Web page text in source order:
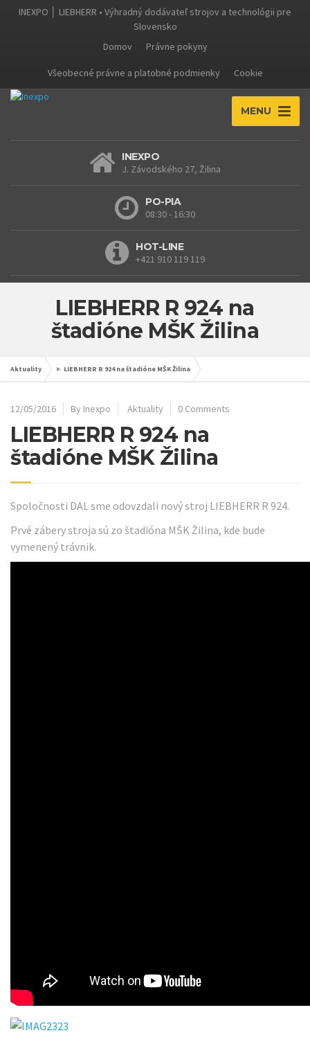
INEXPO │ LIEBHERR • Výhradný dodávateľ strojov a technológii pre
Slovensko
Domov
Právne pokyny
Všeobecné právne a platobné podmienky Cookie
MENU
INEXPO
J. Závodského 27, Žilina
PO-PIA
08:30 - 16:30
HOT-LINE
+421 910 119 119
LIEBHERR R 924 na
štadióne MŠK Žilina
Aktuality ► LIEBHERR R 924 na štadióne MŠK Žilina
12/05/2016 By Inexpo Aktuality 0 Comments
LIEBHERR R 924 na
štadióne MŠK Žilina
Spoločnosti DAL sme odovzdali nový stroj LIEBHERR R 924.
Prvé zábery stroja sú zo štadióna MŠK Žilina, kde bude
vymenený trávnik.